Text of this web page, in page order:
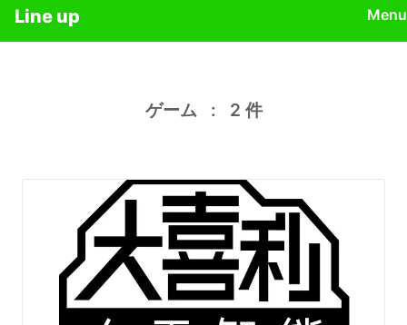
Line up Menu
ゲーム: 2 件